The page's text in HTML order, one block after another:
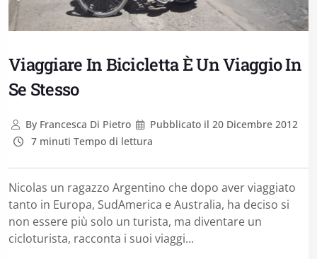
Viaggiare In Bicicletta È Un Viaggio In
Se Stesso
ByFrancesca Di Pietro Pubblicato il 20 Dicembre 2012
7 minuti Tempo di lettura
Nicolas un ragazzo Argentino che dopo aver viaggiato
tanto in Europa, SudAmerica e Australia, ha deciso si
non essere più solo un turista, ma diventare un
cicloturista, racconta i suoi viaggi...